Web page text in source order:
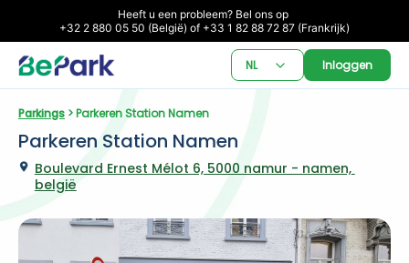
Heeft u een probleem? Bel ons op
+32 2 880 05 50 (België) of +33 1 82 88 72 87 (Frankrijk)
NL Inloggen
Parkings > Parkeren Station Namen
Parkeren Station Namen
Boulevard Ernest Mélot 6, 5000 namur - namen,
belgië